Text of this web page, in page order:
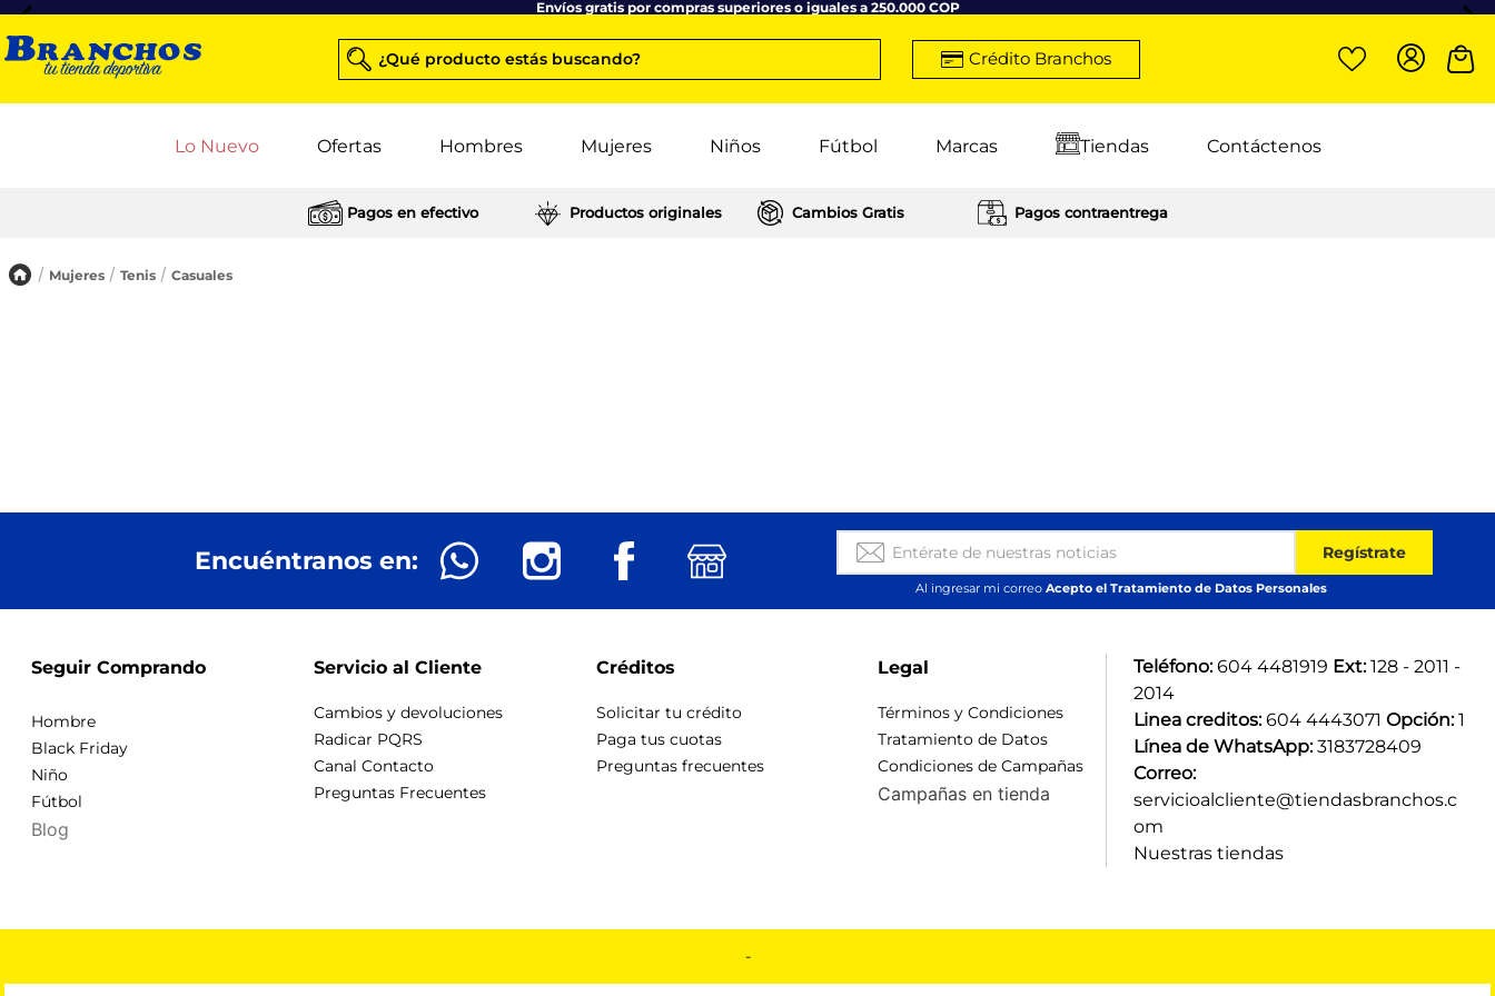
Envíos gratis por compras superiores o iguales a 250.000 COP
¿Qué producto estás buscando? Crédito Branchos
Lo Nuevo Ofertas Hombres Mujeres Niños Fútbol Marcas Tiendas Contáctenos
Pagos en efectivo Productos originales Cambios Gratis Pagos contraentrega
Mujeres Tenis Casuales
Encuéntranos en: Regístrate
Al ingresar mi correo Acepto el Tratamiento de Datos Personales
Seguir Comprando
Hombre
Black Friday
Niño
Fútbol
Blog
Servicio al Cliente
Cambios y devoluciones
Radicar PQRS
Canal Contacto
Preguntas Frecuentes
Créditos
Solicitar tu crédito
Paga tus cuotas
Preguntas frecuentes
Legal
Términos y Condiciones
Tratamiento de Datos
Condiciones de Campañas
Campañas en tienda
Teléfono: 604 4481919 Ext: 128 - 2011 -
2014
Linea creditos: 604 4443071 Opción: 1
Línea de WhatsApp: 3183728409
Correo:
servicioalcliente@tiendasbranchos.c
om
Nuestras tiendas
-